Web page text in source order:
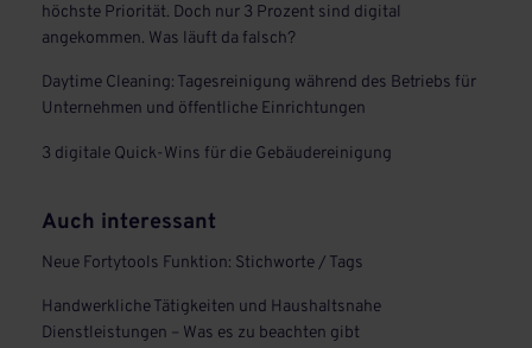
höchste Priorität. Doch nur 3 Prozent sind digital
angekommen. Was läuft da falsch?
Daytime Cleaning: Tagesreinigung während des Betriebs für
Unternehmen und öffentliche Einrichtungen
3 digitale Quick-Wins für die Gebäudereinigung
Auch interessant
Neue Fortytools Funktion: Stichworte / Tags
Handwerkliche Tätigkeiten und Haushaltsnahe
Dienstleistungen – Was es zu beachten gibt